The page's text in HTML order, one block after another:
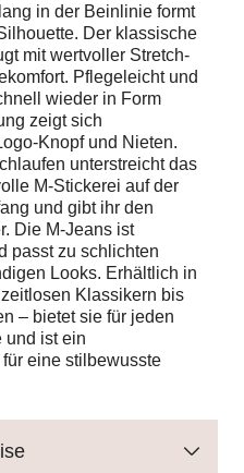
in der Beinlinie formt
Der klassische
mit wertvoller Stretch-
Pflegeleicht und
wieder in Form
zeigt sich
Knopf und Nieten.
unterstreicht das
M-Stickerei auf der
und gibt ihr den
Die M-Jeans ist
passt zu schlichten
Looks. Erhältlich in
Klassikern bis
– bietet sie für jeden
und ist ein
eine stilbewusste